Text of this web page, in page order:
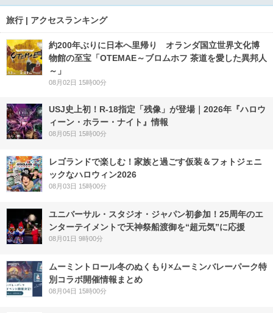
旅行 | アクセスランキング
約200年ぶりに日本へ里帰り オランダ国立世界文化博
物館の至宝「OTEMAE～ブロムホフ 茶道を愛した異邦人
～」
08月02日 15時00分
USJ史上初！R-18指定「残像」が登場｜2026年『ハロウ
ィーン・ホラー・ナイト』情報
08月05日 15時00分
レゴランドで楽しむ！家族と過ごす仮装＆フォトジェニ
ックなハロウィン2026
08月03日 15時00分
ユニバーサル・スタジオ・ジャパン初参加！25周年のエ
ンターテイメントで天神祭船渡御を“超元気”に応援
08月01日 9時00分
ムーミントロール冬のぬくもり×ムーミンバレーパーク特
別コラボ開催情報まとめ
08月04日 15時00分